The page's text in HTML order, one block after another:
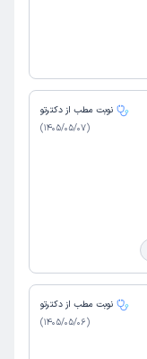
نوبت مطب از دکترتو
(
1405/05/07
)
نوبت مطب از دکترتو
(
1405/05/06
)